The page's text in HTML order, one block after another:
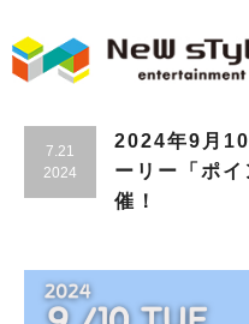
7.21
2024
2024年9月
ーリー「ポ
催！